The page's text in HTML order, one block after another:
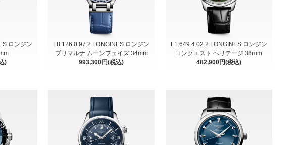
ロンジン
)
L8.126.0.97.2 LONGINES ロンジン
プリマルナ ムーンフェイズ 34mm
993,300円(税込)
L1.649.4.02.2 LONGINES ロンジン
コンクエスト ヘリテージ 38mm
482,900円(税込)